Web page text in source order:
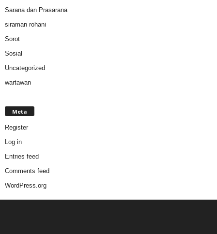
Sarana dan Prasarana
siraman rohani
Sorot
Sosial
Uncategorized
wartawan
Meta
Register
Log in
Entries feed
Comments feed
WordPress.org